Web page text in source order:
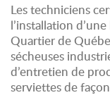
Les techniciens
l’installation
Quartier de
sécheuses
d’entretien de
serviettes de